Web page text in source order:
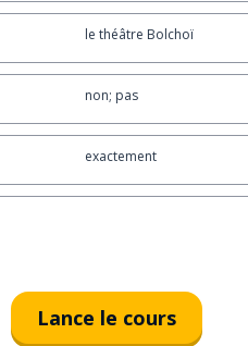
le théâtre Bolchoï
non; pas
exactement
Lance le cours